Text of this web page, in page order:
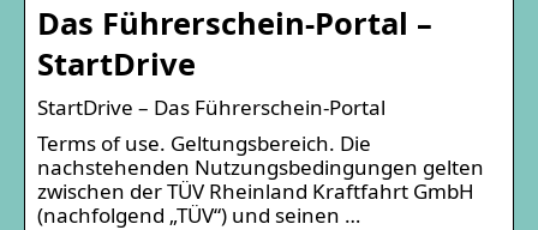
Das Führerschein-Portal –
StartDrive
StartDrive – Das Führerschein-Portal
Terms of use. Geltungsbereich. Die
nachstehenden Nutzungsbedingungen gelten
zwischen der TÜV Rheinland Kraftfahrt GmbH
(nachfolgend „TÜV“) und seinen …